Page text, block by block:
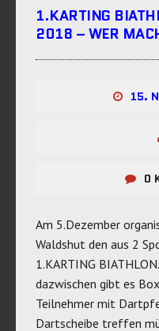
1.KARTING
2018 – WER
15.
0
Am 5.Dezember
Waldshut den aus 2
1.KARTING
dazwischen gibt es
Teilnehmer mit
Dartscheibe treffen